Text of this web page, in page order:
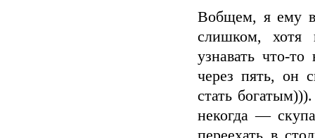
Вобщем, я ему
слишком, хотя
узнавать что-
через пять, он
стать
некогда —